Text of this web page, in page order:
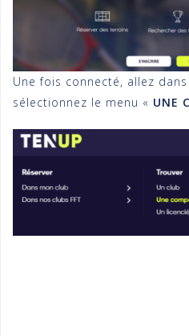
Une fois connecté, allez
sélectionnez le menu « UNE